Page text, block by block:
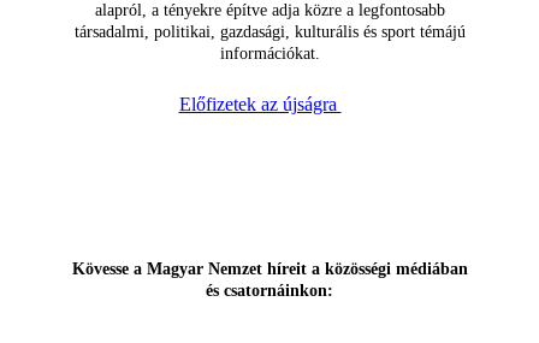
alapról, a tényekre építve adja közre a legfontosabb
társadalmi, politikai, gazdasági, kulturális és sport témájú
információkat.
Előfizetek az újságra
Kövesse a Magyar Nemzet híreit a közösségi médiában
és csatornáinkon: